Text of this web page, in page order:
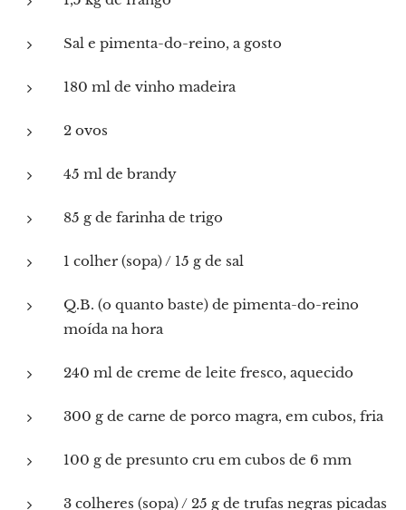
Sal e pimenta-do-reino, a gosto
180 ml de vinho madeira
2 ovos
45 ml de brandy
85 g de farinha de trigo
1 colher (sopa) / 15 g de sal
Q.B. (o quanto baste) de pimenta-do-reino
moída na hora
240 ml de creme de leite fresco, aquecido
300 g de carne de porco magra, em cubos, fria
100 g de presunto cru em cubos de 6 mm
3 colheres (sopa) / 25 g de trufas negras picadas